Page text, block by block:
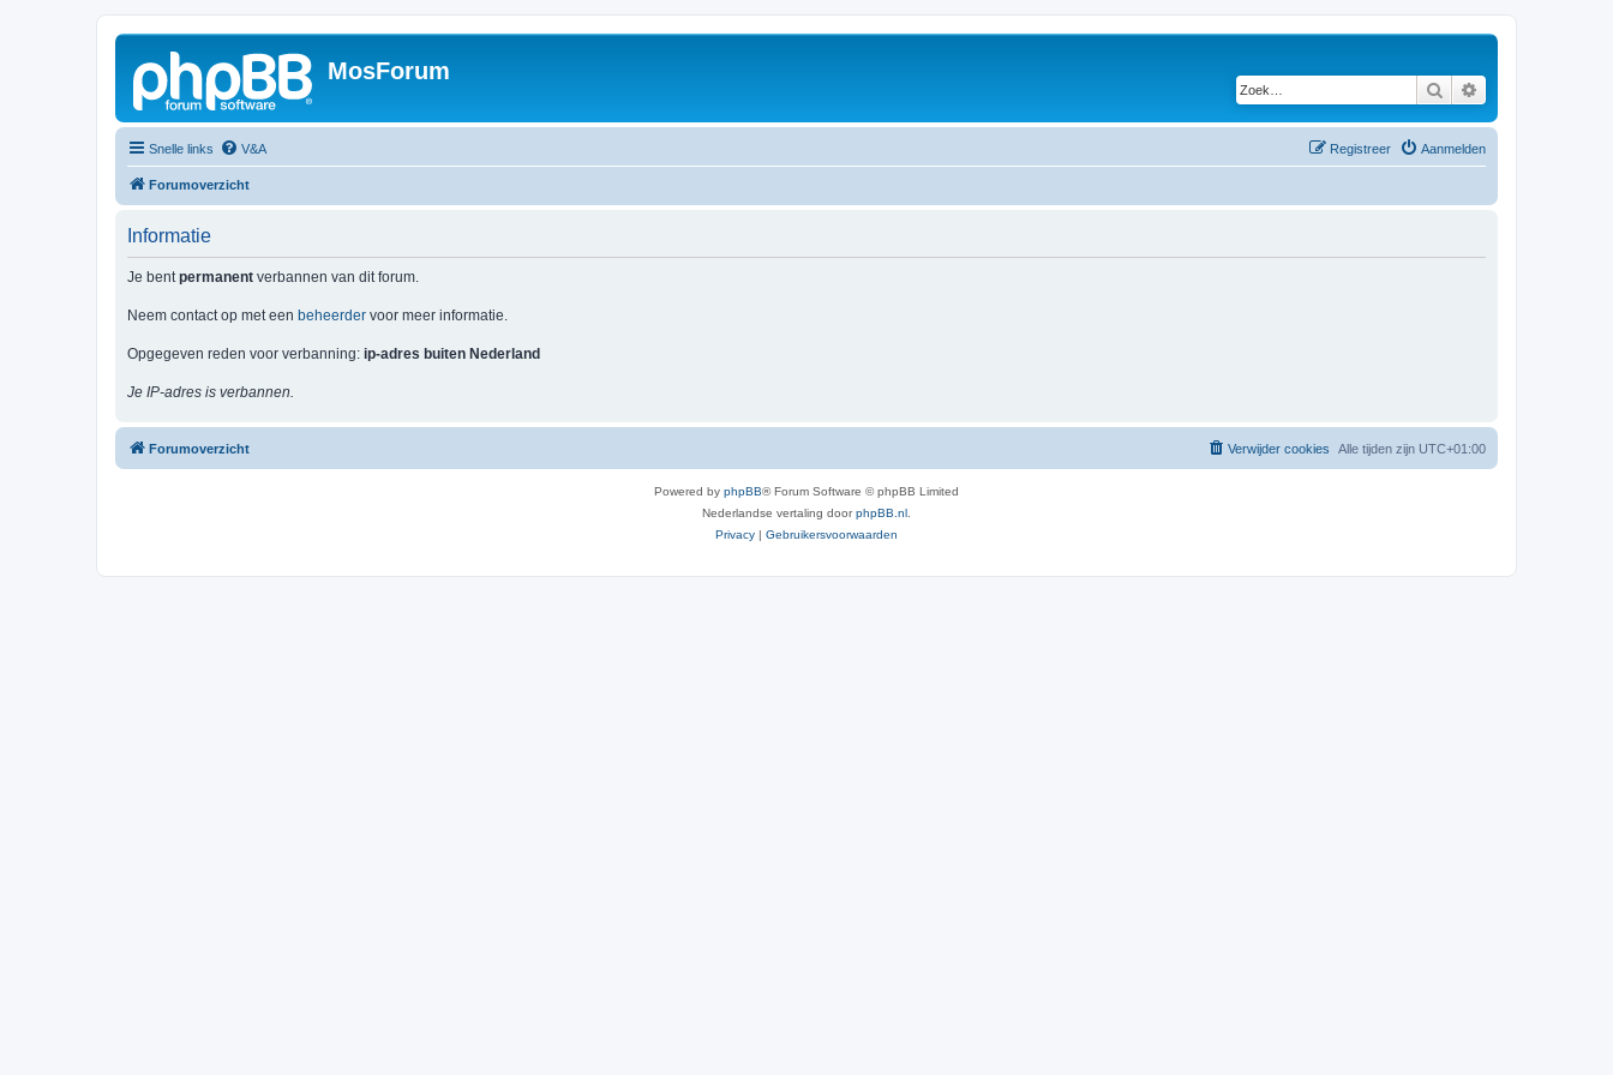
MosForum
Zoek
Snelle links V&A Aanmelden
Registreer
Forumoverzicht
Informatie
Je bentpermanent verbannen van dit forum.
Neem contact op met een beheerder voor meer informatie.
Opgegeven reden voor verbanning: ip-adres buiten Nederland
Je IP-adres is verbannen.
Forumoverzicht Alle tijden zijn UTC+01:00
Verwijder cookies
Powered by phpBB® Forum Software © phpBB Limited
Nederlandse vertaling doorphpBB.nl
Privacy | Gebruikersvoorwaarden